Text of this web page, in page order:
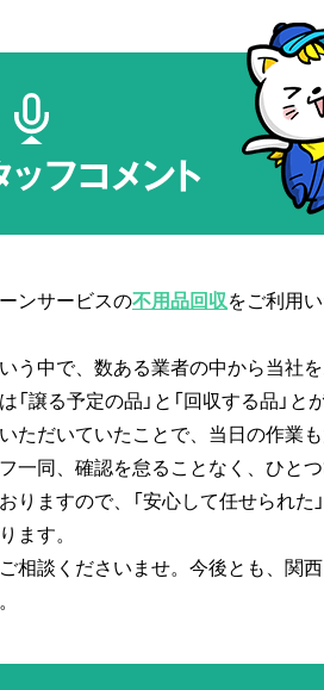
フコメント
ンサービスの不用品回収をご利用い
う中で、数ある業者の中から当社
譲る予定の品」と「回収する品」と
ただいていたことで、当日の作業
一同、確認を怠ることなく、ひと
ますので、「安心して任せられた
ます。
相談くださいませ。今後とも、関